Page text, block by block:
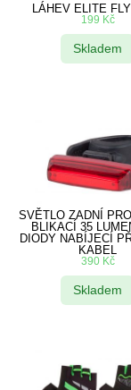
LÁHEV ELITE FLY
199 Kč
Skladem
SVĚTLO ZADNÍ
BLIKACÍ 35
DIODY NABÍJECÍ
KABEL
390 Kč
Skladem